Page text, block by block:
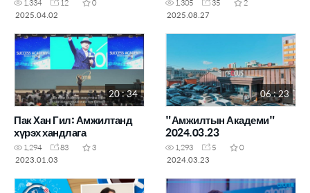
1,334 12
0
2025.04.02
1,305 35
2
2025.08.27
20 : 34
Пак Хан Гил: Амжилтанд
хүрэх хандлага
1,294 83
3
2023.01.03
06 : 23
"Амжилтын Академи"
2024.03.23
1,293 5
0
2024.03.23